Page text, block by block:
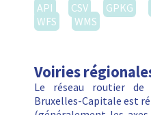
API
CSV GPKG
WFS
WMS
Voiries
Le réseau routier
Bruxelles-Capitale est